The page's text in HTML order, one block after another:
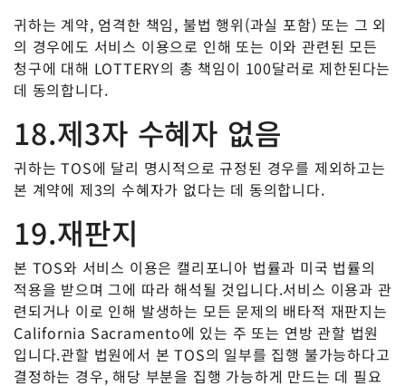
귀하는 계약, 엄격한 책임, 불법 행위(과실 포함) 또는 그 외
의 경우에도 서비스 이용으로 인해 또는 이와 관련된 모든
청구에 대해 LOTTERY의 총 책임이 100달러로 제한된다는
데 동의합니다.
18.제3자 수혜자 없음
귀하는 TOS에 달리 명시적으로 규정된 경우를 제외하고는
본 계약에 제3의 수혜자가 없다는 데 동의합니다.
19.재판지
본 TOS와 서비스 이용은 캘리포니아 법률과 미국 법률의
적용을 받으며 그에 따라 해석될 것입니다.서비스 이용과 관
련되거나 이로 인해 발생하는 모든 문제의 배타적 재판지는
California Sacramento에 있는 주 또는 연방 관할 법원
입니다.관할 법원에서 본 TOS의 일부를 집행 불가능하다고
결정하는 경우, 해당 부분을 집행 가능하게 만드는 데 필요